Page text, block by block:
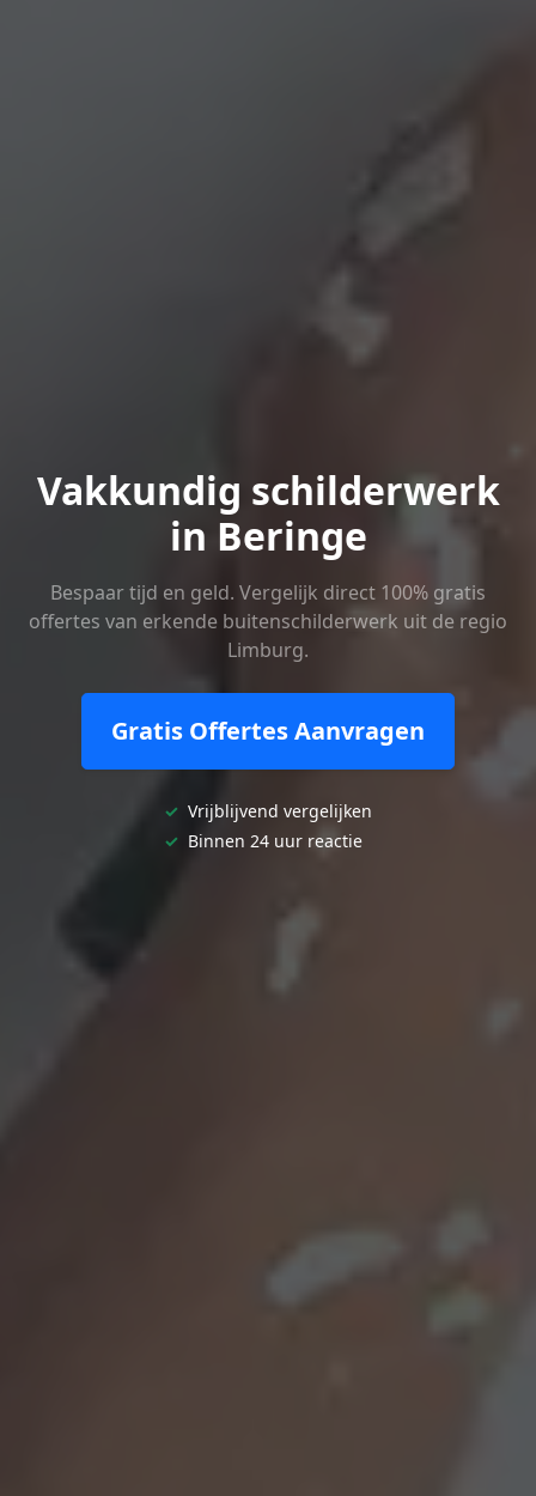
Vakkundig schilderwerk
in Beringe
Bespaar tijd en geld. Vergelijk direct 100% gratis
offertes van erkende buitenschilderwerk uit de regio
Limburg.
Gratis Offertes Aanvragen
✓ Vrijblijvend vergelijken
✓ Binnen 24 uur reactie